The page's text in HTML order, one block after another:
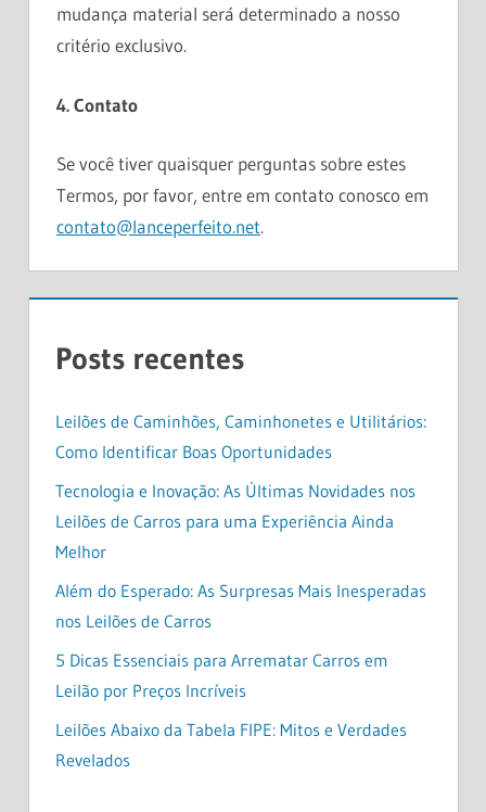
mudança material será determinado a nosso
critério exclusivo.
4. Contato
Se você tiver quaisquer perguntas sobre estes
Termos, por favor, entre em contato conosco em
contato@lanceperfeito.net.
Posts recentes
Leilões de Caminhões, Caminhonetes e Utilitários:
Como Identificar Boas Oportunidades
Tecnologia e Inovação: As Últimas Novidades nos
Leilões de Carros para uma Experiência Ainda
Melhor
Além do Esperado: As Surpresas Mais Inesperadas
nos Leilões de Carros
5 Dicas Essenciais para Arrematar Carros em
Leilão por Preços Incríveis
Leilões Abaixo da Tabela FIPE: Mitos e Verdades
Revelados